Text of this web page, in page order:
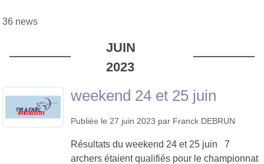
36 news
JUIN
2023
weekend 24 et 25 juin
Publiée le 27 juin 2023 par Franck DEBRUN
Résultats du weekend 24 et 25 juin 7
archers étaient qualifiés pour le championnat